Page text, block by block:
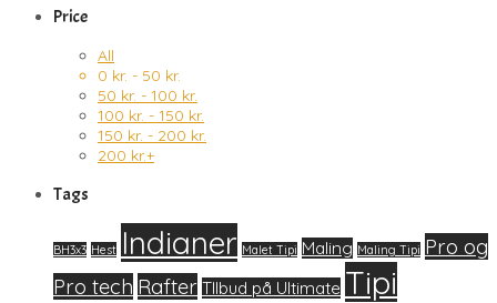
Price
All
0 kr. - 50 kr.
50 kr. - 100 kr.
100 kr. - 150 kr.
150 kr. - 200 kr.
200 kr.+
Tags
BH3x3 Hest Indianer Malet Tipi Maling Maling Tipi Pro og
Pro tech Rafter TIlbud på Ultimate Tipi